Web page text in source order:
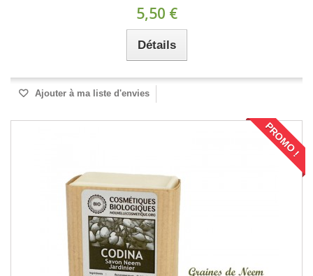
5,50 €
Détails
Ajouter à ma liste d'envies
PROMO !